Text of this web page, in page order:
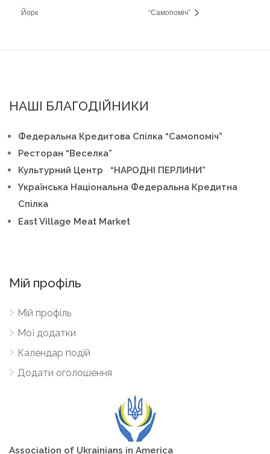
Йорк
“Самопоміч”
НАШІ БЛАГОДІЙНИКИ
Федеральна Кредитова Спілка “Самопоміч”
Ресторан “Веселка”
Культурний Центр “НАРОДНІ ПЕРЛИНИ”
Українська Національна Федеральна Кредитна
Спілка
East Village Meat Market
Мій профіль
Мій профіль
Мої додатки
Календар подій
Додати оголошення
Association of Ukrainians in America